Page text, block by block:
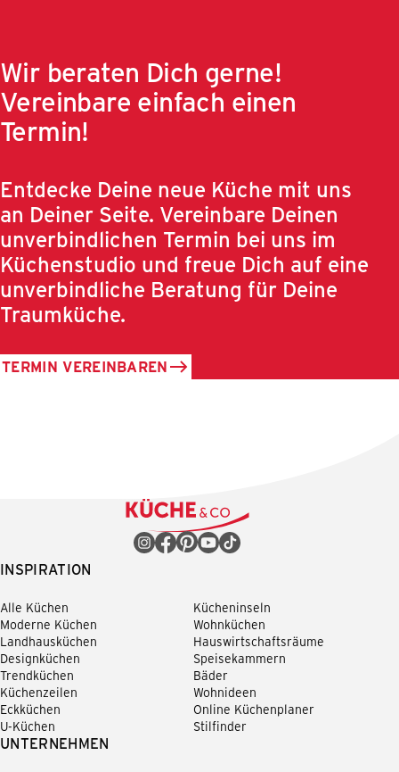
Wir beraten Dich gerne!
Vereinbare einfach einen
Termin!
Entdecke Deine neue Küche mit uns
an Deiner Seite. Vereinbare Deinen
unverbindlichen Termin bei uns im
Küchenstudio und freue Dich auf eine
unverbindliche Beratung für Deine
Traumküche.
TERMIN VEREINBAREN
INSPIRATION
Alle Küchen
Moderne Küchen
Landhausküchen
Designküchen
Trendküchen
Küchenzeilen
Eckküchen
U-Küchen
Kücheninseln
Wohnküchen
Hauswirtschaftsräume
Speisekammern
Bäder
Wohnideen
Online Küchenplaner
Stilfinder
UNTERNEHMEN